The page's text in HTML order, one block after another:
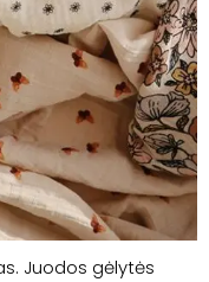
Juodos gėlytės